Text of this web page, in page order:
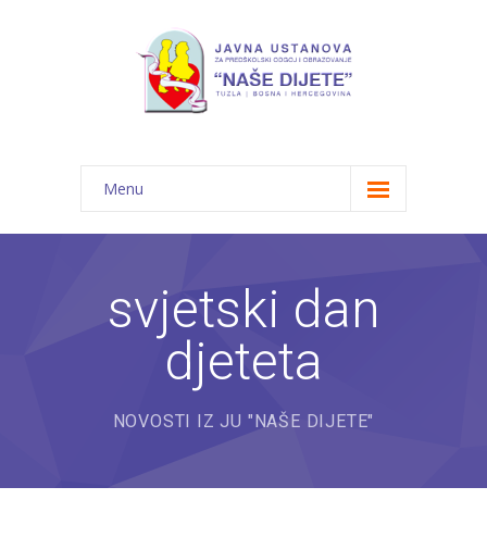
Menu
Početna
O nama
-- JU "Naše dijete"
-- Vrtići
svjetski dan
djeteta
NOVOSTI IZ JU "NAŠE DIJETE"